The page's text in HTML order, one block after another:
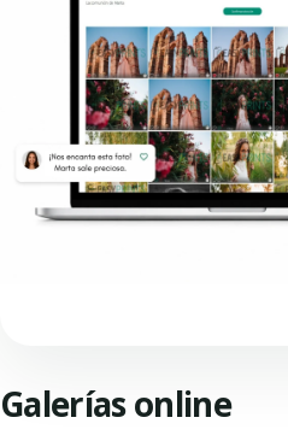
Galerías online